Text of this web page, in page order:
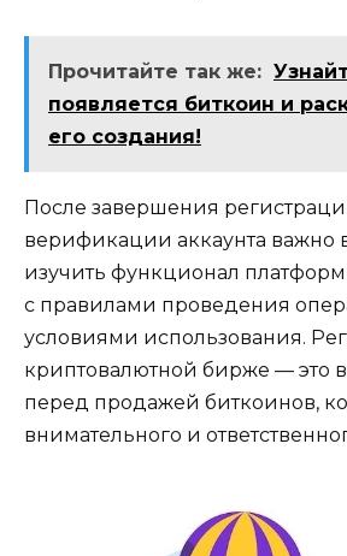
Прочитайте так же:
появляется биткоин и
его создания!
После завершения
верификации аккаунта важно
изучить функционал
с правилами проведения
условиями использования.​
криптовалютной бирже — это
перед продажей биткоинов,
внимательного и